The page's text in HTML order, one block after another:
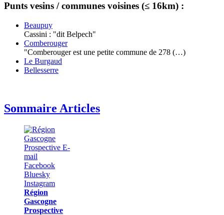
Punts vesins / communes voisines (≤ 16km) :
Beaupuy
Cassini : "dit Belpech"
Comberouger
"Comberouger est une petite commune de 278 (…)
Le Burgaud
Bellesserre
Sommaire Articles
Région
Gascogne
Prospective